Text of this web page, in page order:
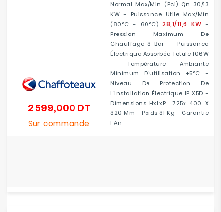
Normal Max/min (Pci) Qn 30/13
KW - Puissance Utile Max/min
(80°C - 60°C)28,1/11,6 KW -
Pression Maximum De
Chauffage 3 Bar - Puissance
Électrique Absorbée Totale 106W
- Température Ambiante
Minimum D’utilisation +5°C -
Niveau De Protection De
L’installation Électrique IP X5D -
Dimensions HxLxP 725x 400 X
320 Mm - Poids 31 Kg - Garantie
1 An
2 599,000 DTPrix
Sur commande